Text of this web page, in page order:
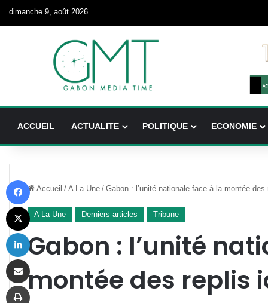
dimanche 9, août 2026
ACCUEIL ACTUALITE POLITIQUE ECONOMIE
Accueil / A La Une / Gabon : l’unité nationale face à la montée
A La Une Derniers articles Tribune
Gabon : l’unité
montée des replis
X
Imprimer